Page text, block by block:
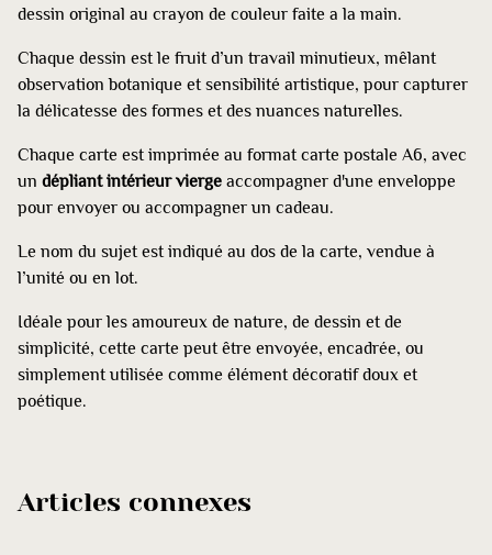
dessin original au crayon de couleur faite a la main.
Chaque dessin est le fruit d’un travail minutieux, mêlant
observation botanique et sensibilité artistique, pour capturer
la délicatesse des formes et des nuances naturelles.
Chaque carte est imprimée au format carte postale A6, avec
un dépliant intérieur vierge accompagner d'une enveloppe
pour envoyer ou accompagner un cadeau.
Le nom du sujet est indiqué au dos de la carte, vendue à
l’unité ou en lot.
Idéale pour les amoureux de nature, de dessin et de
simplicité, cette carte peut être envoyée, encadrée, ou
simplement utilisée comme élément décoratif doux et
poétique.
Articles connexes